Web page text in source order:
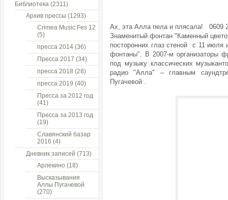
Ах, эта Алла пела и плясала! 0609
Знаменитый фонтан "Каменный
посторонних глаз стеной с 11
фонтаны". В 2007-м организаторы
под музыку классических
радио "Алла" – главным
Пугачевой .
Библиотека (2311)
Архив прессы (1293)
Crimea Music Fes 12
(5)
пресса 2014 (36)
Пресса 2017 (34)
пресса 2018 (28)
пресса 2019 (40)
Пресса за 2012 год
(41)
Пресса за 2013 год
(19)
Славянский базар
2016 (4)
Дневник записей (713)
Арлекино (18)
Высказывания
Аллы Пугачевой
(270)